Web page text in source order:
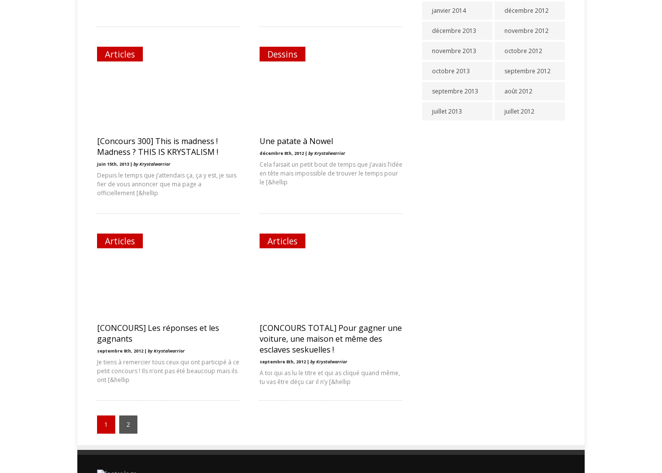
Articles
[Concours 300] This is madness !
Madness ? THIS IS KRYSTALISM !
juin 15th, 2013 | by Krystalwarrior
Depuis le temps que j’attendais ça, ça y est, je suis
fier de vous annoncer que ma page a
officiellement [&hellip
Dessins
Une patate à Nowel
décembre 8th, 2012 | by Krystalwarrior
Cela faisait un petit bout de temps que j’avais l’idée
en tête mais impossible de trouver le temps pour
le [&hellip
Articles
[CONCOURS] Les réponses et les
gagnants
septembre 8th, 2012 | by Krystalwarrior
Je tiens à remercier tous ceux qui ont participé à ce
petit concours ! Ils n’ont pas été beaucoup mais ils
ont [&hellip
Articles
[CONCOURS TOTAL] Pour gagner une
voiture, une maison et même des
esclaves seskuelles !
septembre 8th, 2012 | by Krystalwarrior
A toi qui as lu le titre et qui as cliqué quand même,
tu vas être déçu car il n’y [&hellip
1 2
janvier 2014
décembre 2013
novembre 2013
octobre 2013
septembre 2013
juillet 2013
décembre 2012
novembre 2012
octobre 2012
septembre 2012
août 2012
juillet 2012